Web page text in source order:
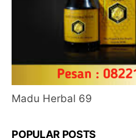
Madu Herbal 69
POPULAR POSTS